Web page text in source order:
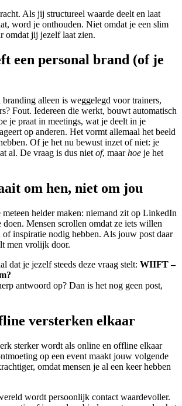
Als jij structureel waarde deelt en laat
word je onthouden. Niet omdat je een slim
omdat jij jezelf laat zien.
een personal brand (of je
alleen is weggelegd voor trainers,
Fout. Iedereen die werkt, bouwt automatisch
je praat in meetings, wat je deelt in je
op anderen. Het vormt allemaal het beeld
Of je het nu bewust inzet of niet: je
al. De vraag is dus niet of, maarhoe je het
om hen, niet om jou
helder maken: niemand zit op LinkedIn
doen. Mensen scrollen omdat ze iets willen
of inspiratie nodig hebben. Als jouw post daar
men vrolijk door.
dat je jezelf steeds deze vraag stelt: WIIFT –
antwoord op? Dan is het nog geen post,
versterken elkaar
sterker wordt als online en offline elkaar
op een event maakt jouw volgende
omdat mensen je al een keer hebben
wordt persoonlijk contact waardevoller.